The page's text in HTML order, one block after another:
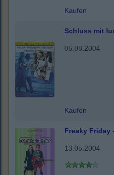
Kaufen
Schluss mit
05.08.2004
Kaufen
Freaky Friday
13.05.2004